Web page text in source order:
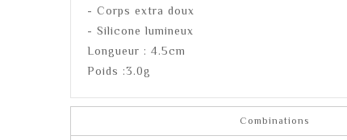
- Corps extra doux
- Silicone lumineux
Longueur : 4.5cm
Poids :3.0g
Combinations